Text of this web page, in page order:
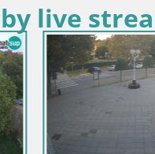
live